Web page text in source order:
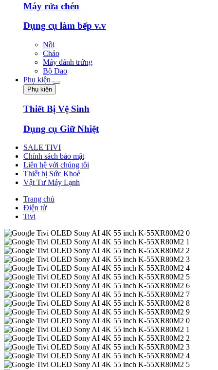
Máy rửa chén
Dụng cụ làm bếp v.v
Nồi
Chảo
Máy đánh trứng
Bộ Dao
Phụ kiện
Phụ kiện
Thiết Bị Vệ Sinh
Dụng cụ Giữ Nhiệt
SALE TIVI
Chính sách bảo mật
Liên hệ với chúng tôi
Thiết bị Sức Khoẻ
Vật Tư Máy Lạnh
Trang chủ
Điện tử
Tivi